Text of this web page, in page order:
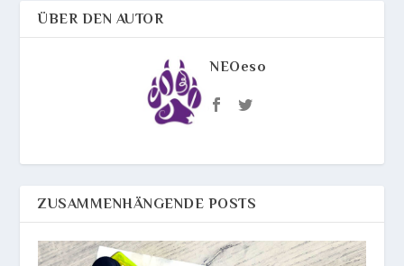
ÜBER DEN AUTOR
NEOeso
ZUSAMMENHÄNGENDE POSTS